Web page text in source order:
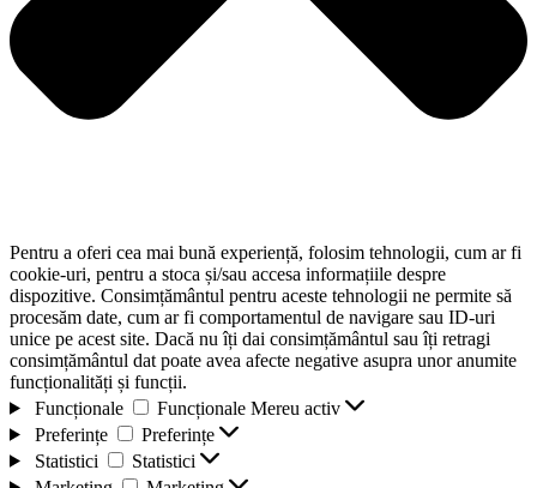
Pentru a oferi cea mai bună experiență, folosim tehnologii, cum ar fi
cookie-uri, pentru a stoca și/sau accesa informațiile despre
dispozitive. Consimțământul pentru aceste tehnologii ne permite să
procesăm date, cum ar fi comportamentul de navigare sau ID-uri
unice pe acest site. Dacă nu îți dai consimțământul sau îți retragi
consimțământul dat poate avea afecte negative asupra unor anumite
funcționalități și funcții.
Funcționale
Funcționale Mereu activ
Preferințe
Preferințe
Statistici
Statistici